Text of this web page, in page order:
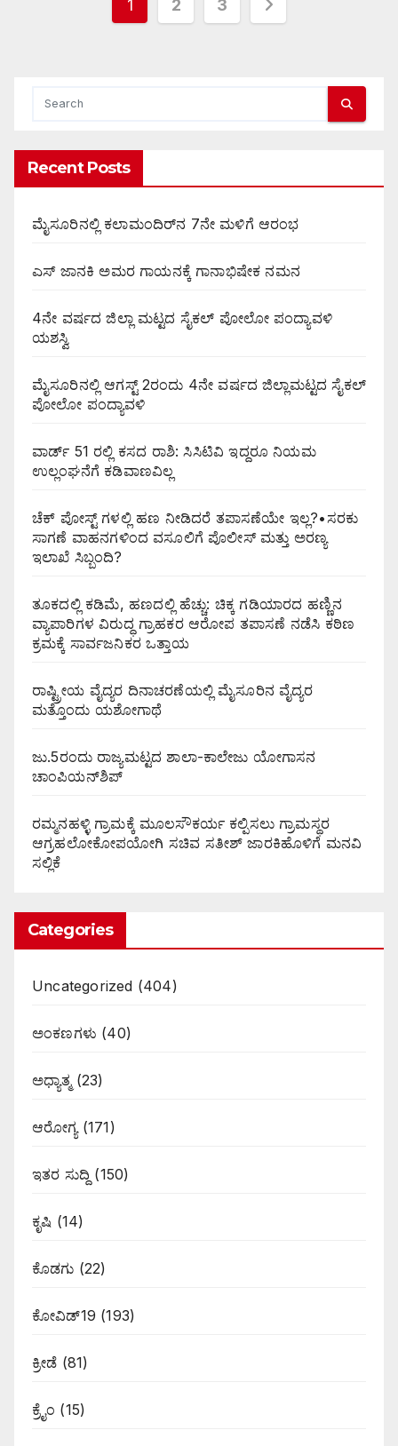
1 2 3
Recent Posts
ಮೈಸೂರಿನಲ್ಲಿ ಕಲಾಮಂದಿರ್‌ನ 7ನೇ ಮಳಿಗೆ ಆರಂಭ
ಎಸ್ ಜಾನಕಿ ಅಮರ ಗಾಯನಕ್ಕೆ ಗಾನಾಭಿಷೇಕ ನಮನ
4ನೇ ವರ್ಷದ ಜಿಲ್ಲಾ ಮಟ್ಟದ ಸೈಕಲ್ ಪೋಲೋ ಪಂದ್ಯಾವಳಿ
ಯಶಸ್ವಿ
ಮೈಸೂರಿನಲ್ಲಿ ಆಗಸ್ಟ್‌ 2ರಂದು 4ನೇ ವರ್ಷದ ಜಿಲ್ಲಾಮಟ್ಟದ ಸೈಕಲ್
ಪೋಲೋ ಪಂದ್ಯಾವಳಿ
ವಾರ್ಡ್ 51 ರಲ್ಲಿ ಕಸದ ರಾಶಿ: ಸಿಸಿಟಿವಿ ಇದ್ದರೂ ನಿಯಮ
ಉಲ್ಲಂಘನೆಗೆ ಕಡಿವಾಣವಿಲ್ಲ
ಚೆಕ್ ಪೋಸ್ಟ್ ಗಳಲ್ಲಿ ಹಣ ನೀಡಿದರೆ ತಪಾಸಣೆಯೇ ಇಲ್ಲ?•ಸರಕು
ಸಾಗಣೆ ವಾಹನಗಳಿಂದ ವಸೂಲಿಗೆ ಪೊಲೀಸ್ ಮತ್ತು ಅರಣ್ಯ
ಇಲಾಖೆ ಸಿಬ್ಬಂದಿ?
ತೂಕದಲ್ಲಿ ಕಡಿಮೆ, ಹಣದಲ್ಲಿ ಹೆಚ್ಚು: ಚಿಕ್ಕ ಗಡಿಯಾರದ ಹಣ್ಣಿನ
ವ್ಯಾಪಾರಿಗಳ ವಿರುದ್ಧ ಗ್ರಾಹಕರ ಆರೋಪ ತಪಾಸಣೆ ನಡೆಸಿ ಕಠಿಣ
ಕ್ರಮಕ್ಕೆ ಸಾರ್ವಜನಿಕರ ಒತ್ತಾಯ
ರಾಷ್ಟ್ರೀಯ ವೈದ್ಯರ ದಿನಾಚರಣೆಯಲ್ಲಿ ಮೈಸೂರಿನ ವೈದ್ಯರ
ಮತ್ತೊಂದು ಯಶೋಗಾಥೆ
ಜು.5ರಂದು ರಾಜ್ಯಮಟ್ಟದ ಶಾಲಾ-ಕಾಲೇಜು ಯೋಗಾಸನ
ಚಾಂಪಿಯನ್‌ಶಿಪ್
ರಮ್ಮನಹಳ್ಳಿ ಗ್ರಾಮಕ್ಕೆ ಮೂಲಸೌಕರ್ಯ ಕಲ್ಪಿಸಲು ಗ್ರಾಮಸ್ಥರ
ಆಗ್ರಹಲೋಕೋಪಯೋಗಿ ಸಚಿವ ಸತೀಶ್ ಜಾರಕಿಹೊಳಿಗೆ ಮನವಿ
ಸಲ್ಲಿಕೆ
Categories
Uncategorized (404)
ಅಂಕಣಗಳು (40)
ಅಧ್ಯಾತ್ಮ(23)
ಆರೋಗ್ಯ(171)
ಇತರ ಸುದ್ದಿ (150)
ಕೃಷಿ (14)
ಕೊಡಗು (22)
ಕೋವಿಡ್19 (193)
ಕ್ರೀಡೆ (81)
ಕ್ರೈಂ (15)